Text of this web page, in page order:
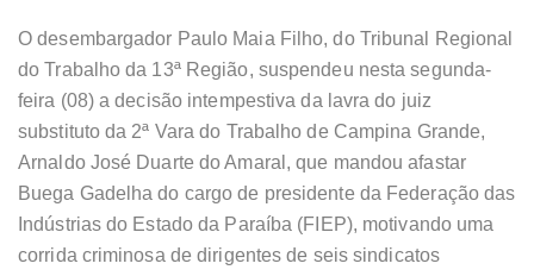
O desembargador Paulo Maia Filho, do Tribunal Regional
do Trabalho da 13ª Região, suspendeu nesta segunda-
feira (08) a decisão intempestiva da lavra do juiz
substituto da 2ª Vara do Trabalho de Campina Grande,
Arnaldo José Duarte do Amaral, que mandou afastar
Buega Gadelha do cargo de presidente da Federação das
Indústrias do Estado da Paraíba (FIEP), motivando uma
corrida criminosa de dirigentes de seis sindicatos